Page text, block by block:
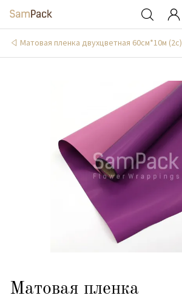
Матовая пленка двухцветная 60см*10м (2c)
Матовая пленка